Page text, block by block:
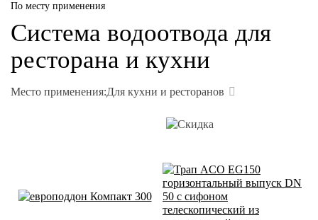
По месту применения
Система водоотвода для
ресторана и кухни
Место применения:Для кухни и ресторанов